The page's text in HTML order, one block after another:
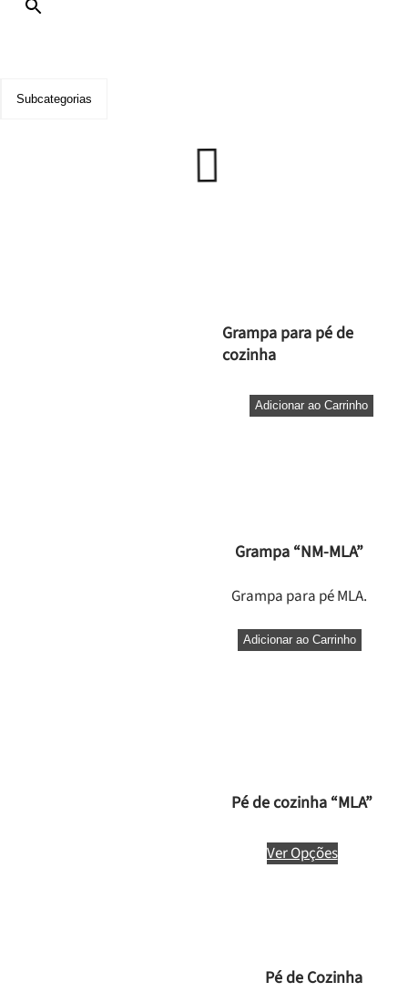
Subcategorias
Grampa para pé de
cozinha
Adicionar ao Carrinho
Grampa “NM-MLA”
Grampa para pé MLA.
Adicionar ao Carrinho
Pé de cozinha “MLA”
Ver Opções
Pé de Cozinha